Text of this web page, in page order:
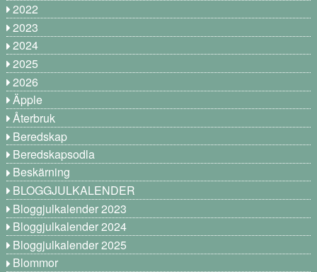
2022
2023
2024
2025
2026
Äpple
Återbruk
Beredskap
Beredskapsodla
Beskärning
BLOGGJULKALENDER
Bloggjulkalender 2023
Bloggjulkalender 2024
Bloggjulkalender 2025
Blommor